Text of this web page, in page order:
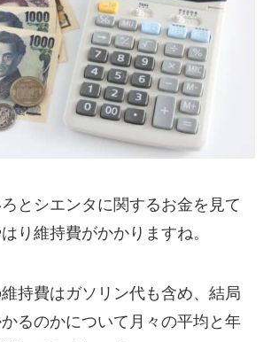
とシエンタに関するお金を見て
り維持費がかかりますね。
持費はガソリン代も含め、結局
るのかについて月々の平均と年